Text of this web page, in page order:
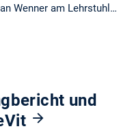
Wenner am Lehrstuhl…
und